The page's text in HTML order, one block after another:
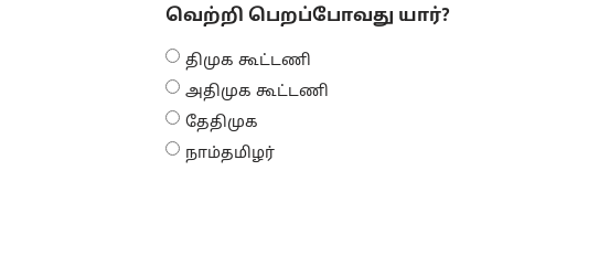
வெற்றி பெறப்போவது யார்?
திமுக கூட்டணி
அதிமுக கூட்டணி
தேதிமுக
நாம்தமிழர்